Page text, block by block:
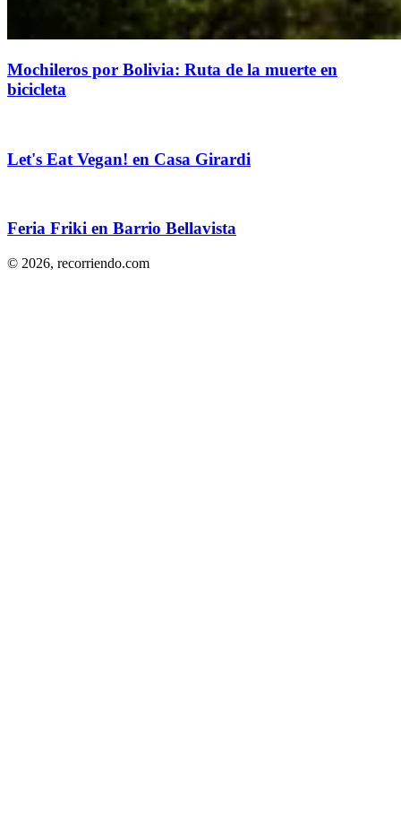
Mochileros por Bolivia: Ruta de la muerte en
bicicleta
Let's Eat Vegan! en Casa Girardi
Feria Friki en Barrio Bellavista
© 2026, recorriendo.com